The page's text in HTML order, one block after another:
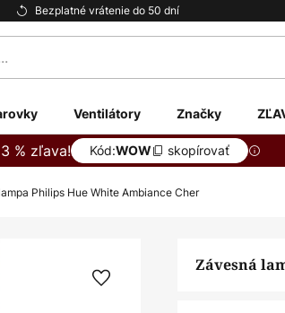
Bezplatné vrátenie do 50 dní
Ventilátory Značky
% zľava! Kód:WOW skopírovať
Philips Hue White Ambiance Cher
Závesná